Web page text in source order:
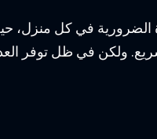
الضرورية في كل